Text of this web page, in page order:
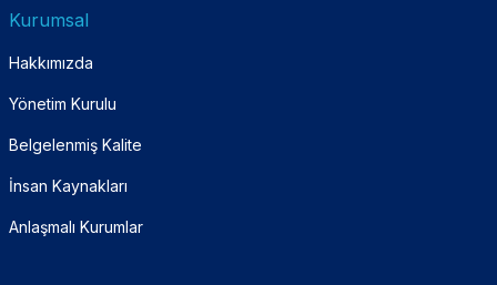
Kurumsal
Hakkımızda
Yönetim Kurulu
Belgelenmiş Kalite
İnsan Kaynakları
Anlaşmalı Kurumlar